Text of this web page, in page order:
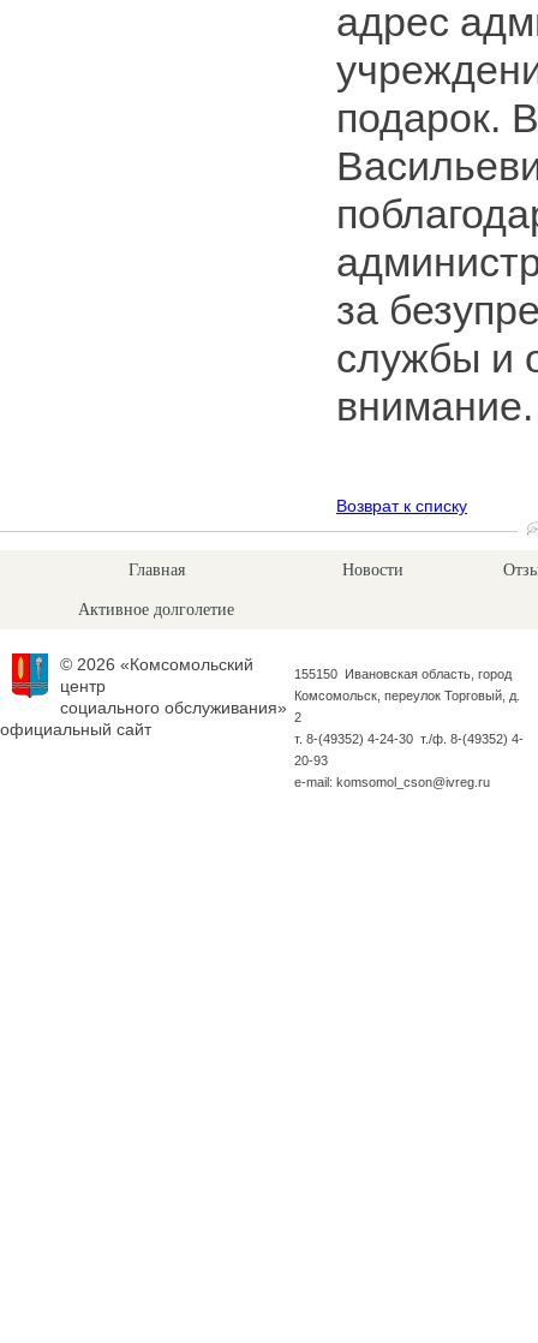
адрес
подарок.
за
службы и
Возврат к списку
Главная Новости
Активное долголетие
© 2026 «Комсомольский
центр
социального обслуживания»
официальный сайт
155150 Ивановская область, город
Комсомольск, переулок Торговый, д.
2
т. 8-(49352) 4-24-30 т./ф. 8-(49352) 4-
20-93
e-mail: komsomol_cson@ivreg.ru